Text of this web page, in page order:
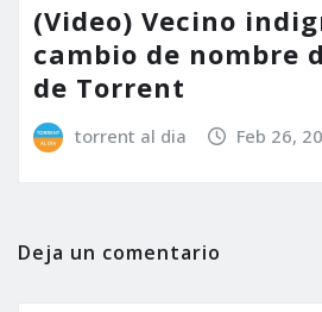
(Video) Vecino
cambio de nombre
de Torrent
torrent al dia Feb 26,
Deja un comentario